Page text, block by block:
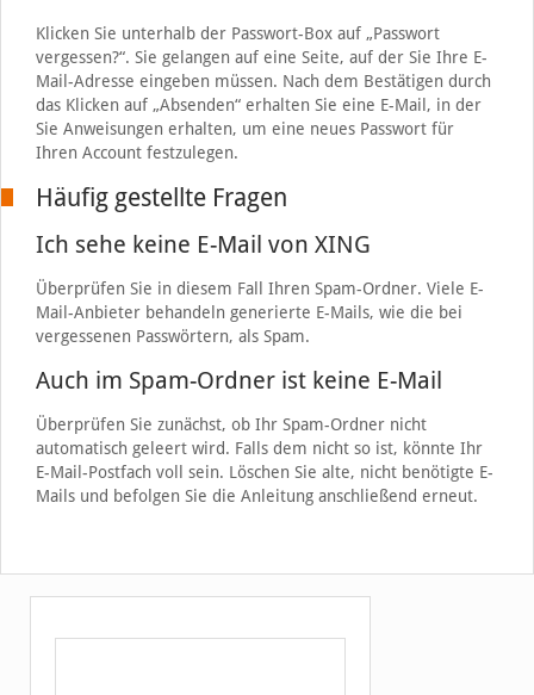
Klicken Sie unterhalb der Passwort-Box auf „Passwort
vergessen?“. Sie gelangen auf eine Seite, auf der Sie Ihre E-
Mail-Adresse eingeben müssen. Nach dem Bestätigen durch
das Klicken auf „Absenden“ erhalten Sie eine E-Mail, in der
Sie Anweisungen erhalten, um eine neues Passwort für
Ihren Account festzulegen.
Häufig gestellte Fragen
Ich sehe keine E-Mail von XING
Überprüfen Sie in diesem Fall Ihren Spam-Ordner. Viele E-
Mail-Anbieter behandeln generierte E-Mails, wie die bei
vergessenen Passwörtern, als Spam.
Auch im Spam-Ordner ist keine E-Mail
Überprüfen Sie zunächst, ob Ihr Spam-Ordner nicht
automatisch geleert wird. Falls dem nicht so ist, könnte Ihr
E-Mail-Postfach voll sein. Löschen Sie alte, nicht benötigte E-
Mails und befolgen Sie die Anleitung anschließend erneut.